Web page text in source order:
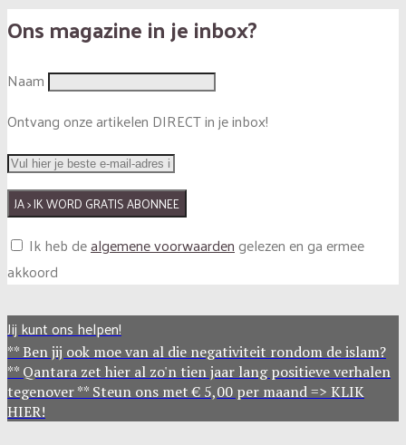
Ons magazine in je inbox?
Naam
Ontvang onze artikelen DIRECT in je inbox!
Ik heb dealgemene voorwaardengelezen en ga ermee
akkoord
Jij kunt ons helpen!
** Ben jij ook moe van al die negativiteit rondom de islam?
** Qantara zet hier al zo'n tien jaar lang positieve verhalen
tegenover ** Steun ons met € 5,00 per maand => KLIK
HIER!